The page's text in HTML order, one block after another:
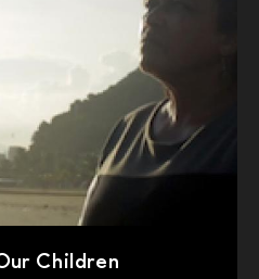
Children